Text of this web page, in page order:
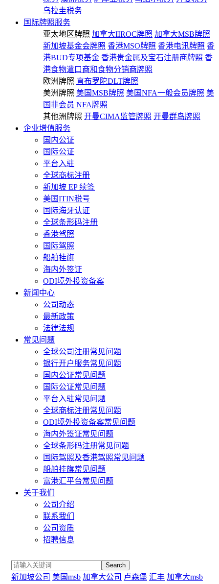
乌拉圭税务
国际牌照服务
亚太地区牌照 加拿大IIROC牌照 加拿大MSB牌照
新加坡基金会牌照 香港MSO牌照 香港电讯牌照 香
港BUD专项基金 香港贵金属及宝石注册商牌照 香
港食物遣口商和食物分销商牌照
欧洲牌照 直布罗陀DLT牌照
美洲牌照 美国MSB牌照 美国NFA一般会员牌照 美
国非会员 NFA牌照
其他洲牌照 开曼CIMA监管牌照 开曼群岛牌照
企业增值服务
国内公证
国际公证
平台入驻
全球商标注册
新加坡 EP 续签
美国ITIN税号
国际海牙认证
全球条形码注册
香港驾照
国际驾照
船舶挂旗
海内外签证
ODI境外投资备案
新闻中心
公司动态
最新政策
法律法规
常见问题
全球公司注册常见问题
银行开户服务常见问题
国内公证常见问题
国际公证常见问题
平台入驻常见问题
全球商标注册常见问题
ODI境外投资备案常见问题
海内外签证常见问题
全球条形码注册常见问题
国际驾照及香港驾照常见问题
船舶挂旗常见问题
富港汇平台常见问题
关于我们
公司介绍
联系我们
公司资质
招聘信息
Search
新加坡公司 美国msb 加拿大公司 卢森堡 汇丰 加拿大msb